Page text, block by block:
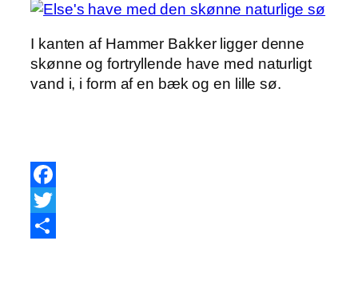
I kanten af Hammer Bakker ligger denne
skønne og fortryllende have med naturligt
vand i, i form af en bæk og en lille sø.
Facebook
Twitter